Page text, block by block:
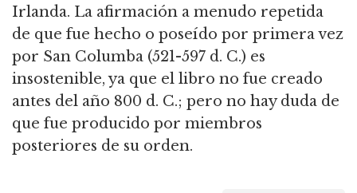
Irlanda. La afirmación a menudo repetida
de que fue hecho o poseído por primera vez
por San Columba (521-597 d. C.) es
insostenible, ya que el libro no fue creado
antes del año 800 d. C.; pero no hay duda de
que fue producido por miembros
posteriores de su orden.